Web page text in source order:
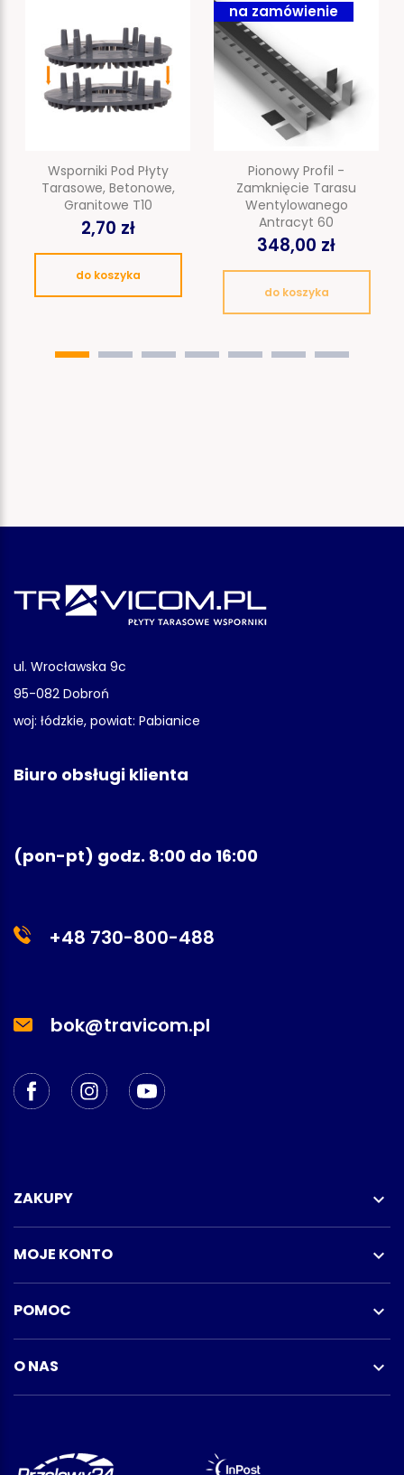
Wsporniki Pod Płyty
Tarasowe, Betonowe,
Granitowe T10
2,70 zł
do koszyka
Pionowy Profil -
Zamknięcie Tarasu
Wentylowanego
Antracyt 60
348,00 zł
do koszyka
na zamówienie
ul. Wrocławska 9c
95-082 Dobroń
woj: łódzkie, powiat: Pabianice
Biuro obsługi klienta
(pon-pt) godz. 8:00 do 16:00
+48 730-800-488
bok@travicom.pl
ZAKUPY 
MOJE KONTO 
POMOC 
O NAS 